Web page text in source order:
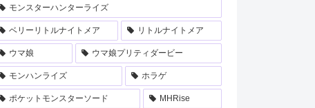
モンスターハンターライズ
ベリーリトルナイトメア リトルナイトメア
ウマ娘 ウマ娘プリティダービー
モンハンライズ ホラゲ
ポケットモンスターソード MHRise